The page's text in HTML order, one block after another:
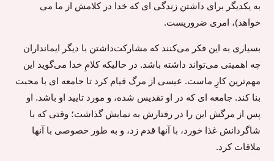
به یکدیگر برای داشتن زندگی ای که خدا در کلامش از ما می
خواهد)، امری ضروریست.
بسیاری به این فکر می‌کنند که مشارکت‌داشتن با دیگر ایمانداران
چه اهمیتی می‌تواند داشته باشد. در حالیکه کلامِ خدا می‌گوید این
مهم‌ترین کارِ ماست. عیسی از مرگ قیام کرد تا جامعه ای با محبت
بنا کند. جامعه ای که در او تقدیس شده، و مورد تایید او باشد. او
پس از مرگش این را در رفتارش به نمایش گذاشت؛ وقتی که با
شاگردانش غذا خورد، با آنها قدم زد، و به طور خصوصی با آنها
ملاقات کرد.